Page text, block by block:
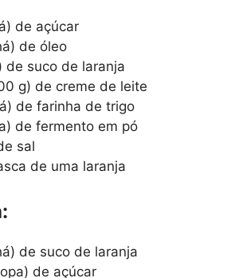
de açúcar
de óleo
de suco de laranja
g) de creme de leite
de farinha de trigo
de fermento em pó
sal
de uma laranja
de suco de laranja
de açúcar